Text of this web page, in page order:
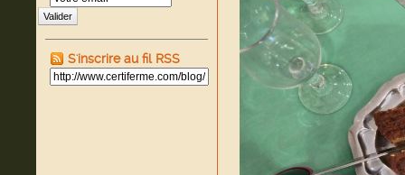
Valider
S'inscrire au fil RSS